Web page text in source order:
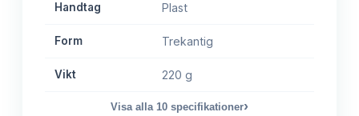
Handtag Plast
Form Trekantig
Vikt 220 g
Visa alla 10 specifikationer›